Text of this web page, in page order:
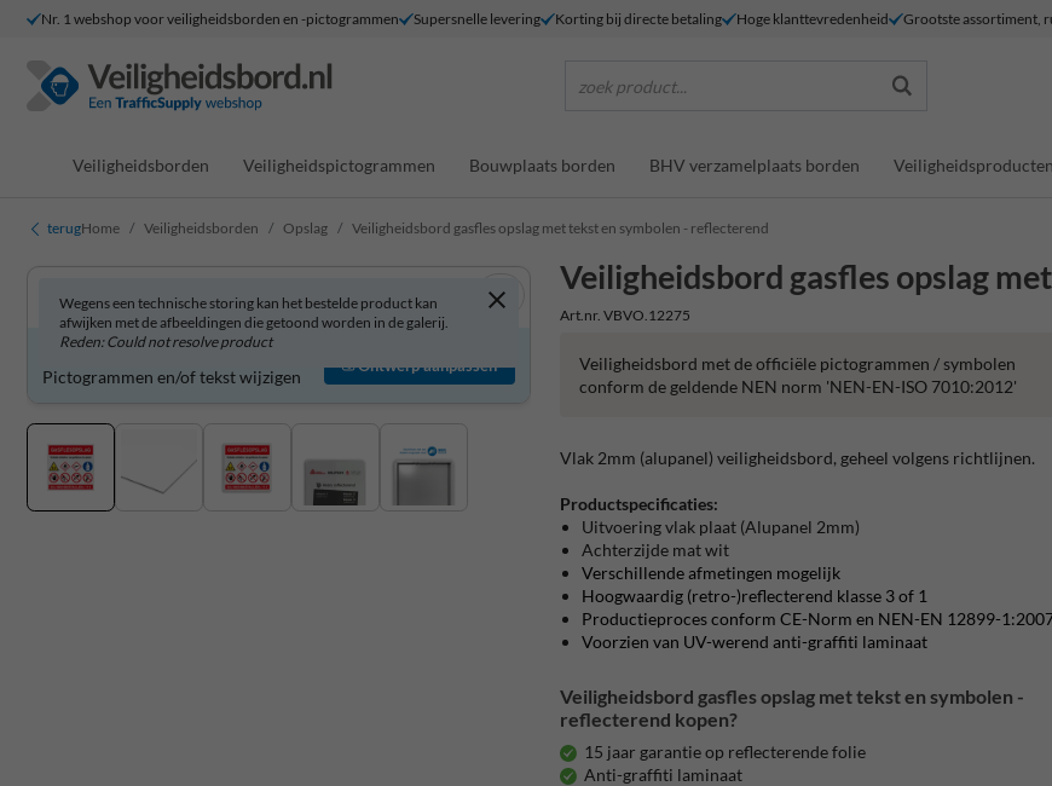
Nr. 1 webshop voor veiligheidsborden en -pictogrammen Supersnelle levering Korting bij directe betaling Hoge klanttevredenheid Grootste assortiment,
zoek product...
Veiligheidsborden Veiligheidspictogrammen Bouwplaats borden BHV verzamelplaats borden Veiligheidsproducten
terugHome Veiligheidsborden Opslag Veiligheidsbord gasfles opslag met tekst en symbolen - reflecterend
Veiligheidsbord gasfles opslag
Art.nr. VBVO.12275
Wegens een technische storing kan het bestelde product kan
afwijken met de afbeeldingen die getoond worden in de galerij.
Reden: Could not resolve product
Veiligheidsbord zelf aanpassen?
Pictogrammen en/of tekst wijzigen
Ontwerp aanpassen
Veiligheidsbord met de officiële pictogrammen / symbolen
conform de geldende NEN norm 'NEN-EN-ISO 7010:2012'
Vlak 2mm (alupanel) veiligheidsbord, geheel volgens richtlijnen.
Productspecificaties:
Uitvoering vlak plaat (Alupanel 2mm)
Achterzijde mat wit
Verschillende afmetingen mogelijk
Hoogwaardig (retro-)reflecterend klasse 3 of 1
Productieproces conform CE-Norm en NEN-EN 12899-
Voorzien van UV-werend anti-graffiti laminaat
Veiligheidsbord gasfles opslag met tekst en symbolen -
reflecterend kopen?
15 jaar garantie op reflecterende folie
Anti-graffiti laminaat